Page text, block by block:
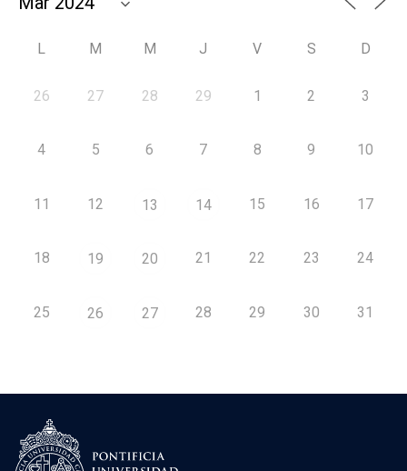
L M M J V S D
26 27 28 29 1 2 3
4 5 6 7 8 9 10
11 12 13 14 15 16 17
18 19 20 21 22 23 24
25 26 27 28 29 30 31